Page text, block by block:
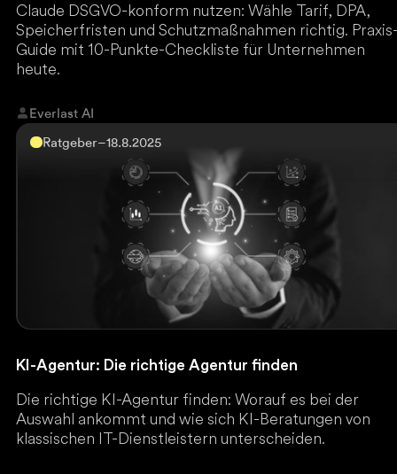
Claude DSGVO-konform nutzen: Wähle Tarif, DPA,
Speicherfristen und Schutzmaßnahmen richtig.
Guide mit 10-Punkte-Checkliste für Unternehmen
heute.
Everlast AI
Ratgeber–18.8.2025
KI-Agentur: Die richtige Agentur finden
Die richtige KI-Agentur finden: Worauf es bei der
Auswahl ankommt und wie sich KI-Beratungen von
klassischen IT-Dienstleistern unterscheiden.